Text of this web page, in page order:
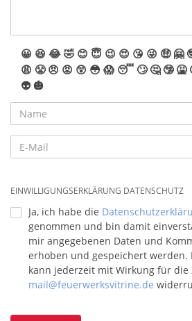
😀 😆 😂🤣 😊 😇 😉 😍 😘 😜 🤑 🤗
😩 😤 😠 😡 😲 😳 😱 😴 🙄 🤔 🤥 🤮
👽 🎃
EINWILLIGUNGSERKLÄRUNG DATENSCHUTZ
Ja, ich habe die
genommen und bin damit
mir angegebenen Daten und
erhoben und gespeichert werden.
kann jederzeit mit Wirkung für die
mail@feuerwerksvitrine.de